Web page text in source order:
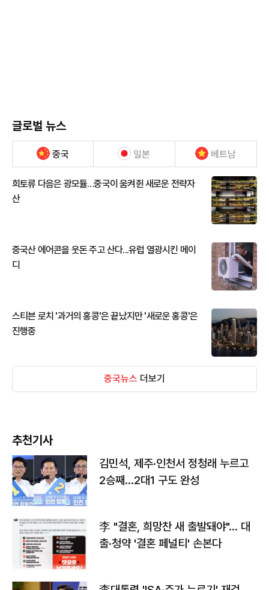
글로벌 뉴스
중국 일본 베트남
희토류 다음은 광모듈…중국이 움켜쥔 새로운 전략자
산
중국산 에어콘을 웃돈 주고 산다...유럽 열광시킨 메이
디
스티븐 로치 '과거의 홍콩'은 끝났지만 '새로운 홍콩'은
진행중
중국뉴스 더보기
추천기사
김민석, 제주·인천서 정청래 누르고
2승째…2대1 구도 완성
李 "결혼, 희망찬 새 출발돼야"… 대
출·청약 '결혼 페널티' 손본다